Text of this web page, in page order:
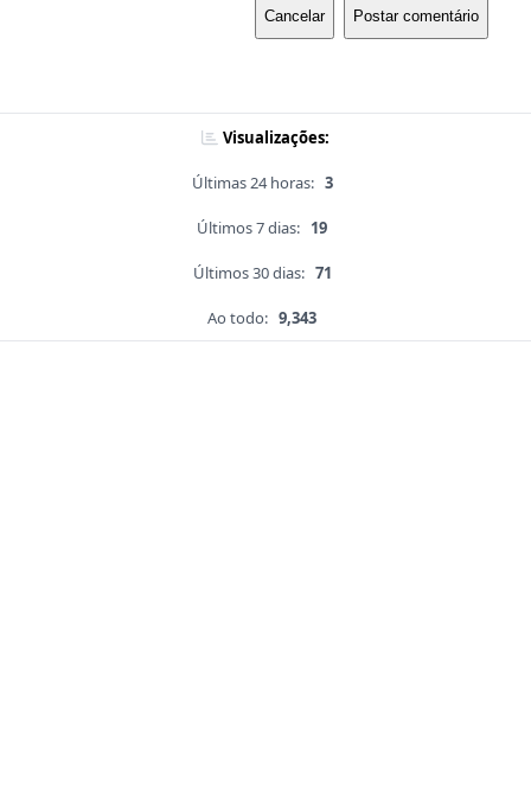
Cancelar Postar comentário
Visualizações:
Últimas 24 horas: 3
Últimos 7 dias: 19
Últimos 30 dias: 71
Ao todo: 9,343